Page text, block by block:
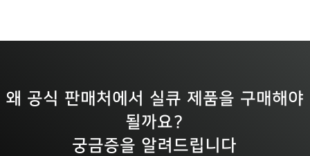
왜 공식 판매처에서 실큐 제품을 구매해야
될까요?
궁금증을 알려드립니다